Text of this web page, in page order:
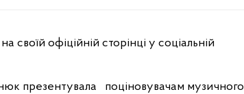
на своїй офіційній сторінці у соціальній
презентувала поціновувачам музичного